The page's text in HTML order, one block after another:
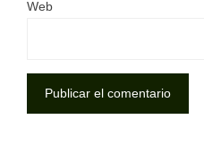
Web